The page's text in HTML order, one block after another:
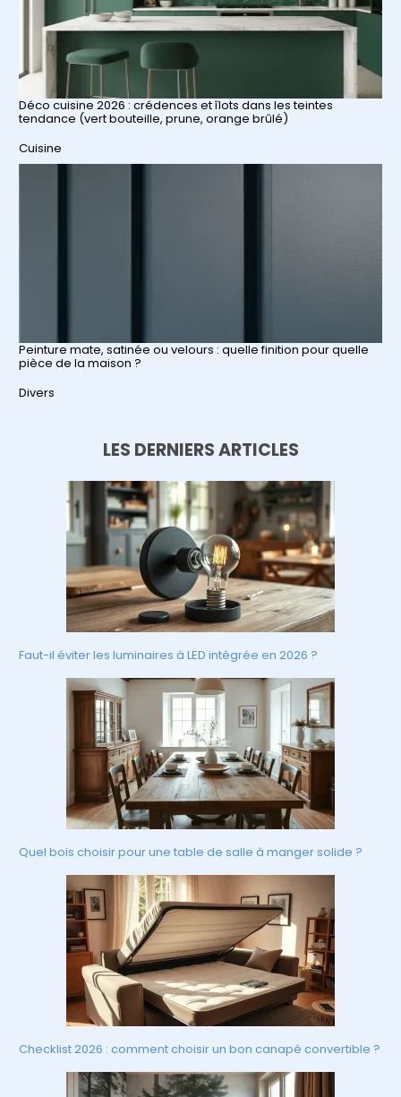
Déco cuisine 2026 : crédences et îlots dans les teintes
tendance (vert bouteille, prune, orange brûlé)
Par rapport à
Cuisine
Peinture mate, satinée ou velours : quelle finition pour quelle
pièce de la maison ?
Par rapport à
Divers
LES DERNIERS ARTICLES
Faut-il éviter les luminaires à LED intégrée en 2026 ?
Quel bois choisir pour une table de salle à manger solide ?
Checklist 2026 : comment choisir un bon canapé convertible ?